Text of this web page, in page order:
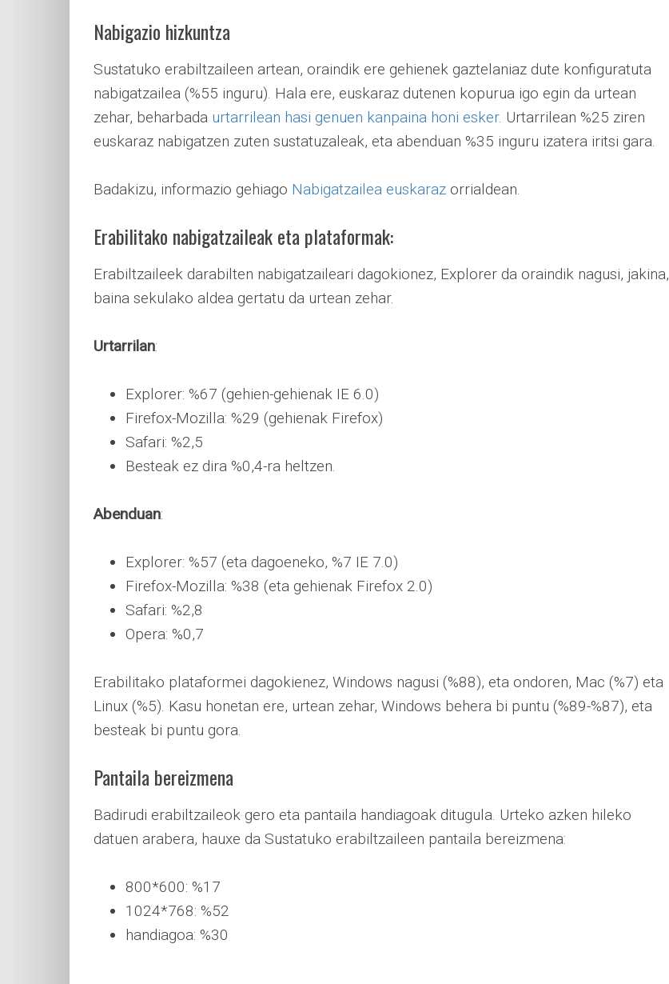
Nabigazio hizkuntza
Sustatuko erabiltzaileen artean, oraindik ere gehienek gaztelaniaz dute konfiguratuta
nabigatzailea (%55 inguru). Hala ere, euskaraz dutenen kopurua igo egin da urtean
zehar, beharbada urtarrilean hasi genuen kanpaina honi esker. Urtarrilean %25 ziren
euskaraz nabigatzen zuten sustatuzaleak, eta abenduan %35 inguru izatera iritsi gara.
Badakizu, informazio gehiago Nabigatzailea euskaraz orrialdean.
Erabilitako nabigatzaileak eta plataformak:
Erabiltzaileek darabilten nabigatzaileari dagokionez, Explorer da oraindik nagusi, jakina,
baina sekulako aldea gertatu da urtean zehar.
Urtarrilan:
Explorer: %67 (gehien-gehienak IE 6.0)
Firefox-Mozilla: %29 (gehienak Firefox)
Safari: %2,5
Besteak ez dira %0,4-ra heltzen.
Abenduan:
Explorer: %57 (eta dagoeneko, %7 IE 7.0)
Firefox-Mozilla: %38 (eta gehienak Firefox 2.0)
Safari: %2,8
Opera: %0,7
Erabilitako plataformei dagokienez, Windows nagusi (%88), eta ondoren, Mac (%7) eta
Linux (%5). Kasu honetan ere, urtean zehar, Windows behera bi puntu (%89-%87), eta
besteak bi puntu gora.
Pantaila bereizmena
Badirudi erabiltzaileok gero eta pantaila handiagoak ditugula. Urteko azken hileko
datuen arabera, hauxe da Sustatuko erabiltzaileen pantaila bereizmena:
800*600: %17
1024*768: %52
handiagoa: %30